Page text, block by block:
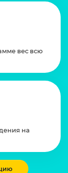
вес всю
на